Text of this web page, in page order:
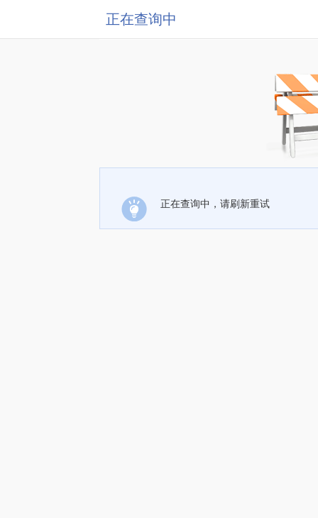
正在查询中
正在查询中，请刷新重试